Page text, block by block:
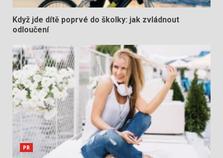
Když jde dítě poprvé do školky: jak zvládnout
odloučení
PR